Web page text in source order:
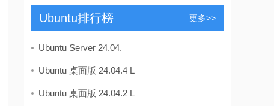
Ubuntu排行榜 更多>>
Ubuntu Server 24.04.
Ubuntu 桌面版 24.04.4 L
Ubuntu 桌面版 24.04.2 L